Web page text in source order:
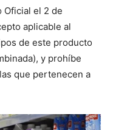
Oficial el 2 de
aplicable al
de este producto
y prohíbe
que pertenecen a